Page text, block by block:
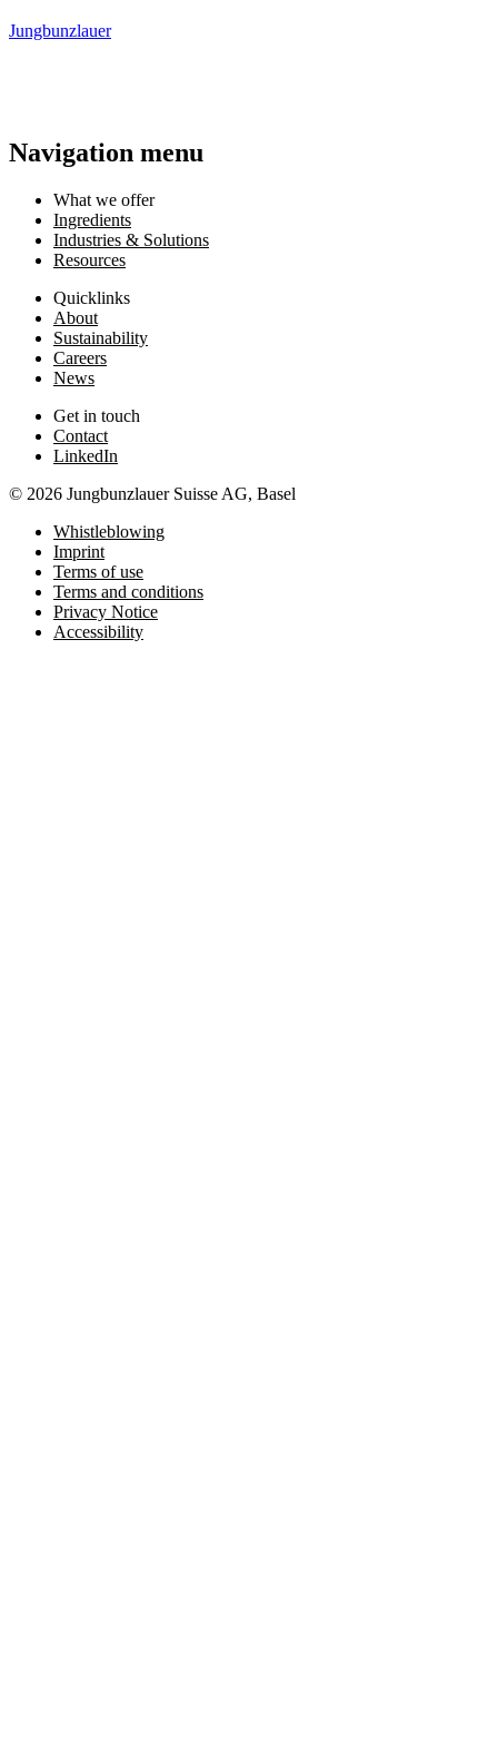
Jungbunzlauer
Navigation menu
What we offer
Ingredients
Industries & Solutions
Resources
Quicklinks
About
Sustainability
Careers
News
Get in touch
Contact
LinkedIn
© 2026 Jungbunzlauer Suisse AG, Basel
Whistleblowing
Imprint
Terms of use
Terms and conditions
Privacy Notice
Accessibility